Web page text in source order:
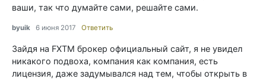
ваши, так что думайте сами, решайте сами.
byuik 6 июня 2017 Ответить
Зайдя на FXTM брокер официальный сайт, я не увидел
никакого подвоха, компания как компания, есть
лицензия, даже задумывался над тем, чтобы открыть в